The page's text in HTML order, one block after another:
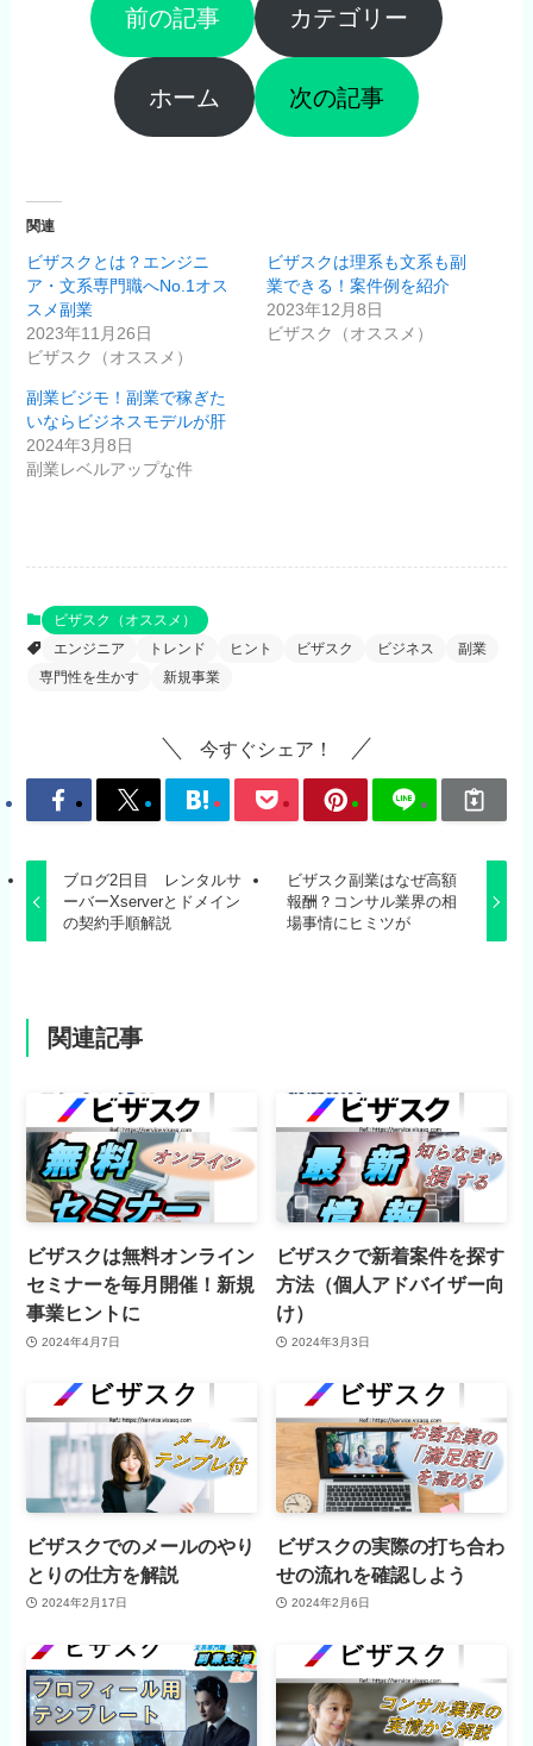
前の記事 カテゴリー
ホーム 次の記事
関連
ビザスクとは？エンジニ
ア・文系専門職へNo.1オス
スメ副業
2023年11月26日
ビザスク（オススメ）
ビザスクは理系も文系も副
業できる！案件例を紹介
2023年12月8日
ビザスク（オススメ）
副業ビジモ！副業で稼ぎた
いならビジネスモデルが肝
2024年3月8日
副業レベルアップな件
ビザスク（オススメ）
エンジニア
トレンド ヒント ビザスク ビジネス
副業
専門性を生かす
新規事業
今すぐシェア！
ブログ2日目 レンタルサ
ーバーXserverとドメイン
の契約手順解説
ビザスク副業はなぜ高額
報酬？コンサル業界の相
場事情にヒミツが
関連記事
ビザスクは無料オンライン
セミナーを毎月開催！新規
事業ヒントに
2024年4月7日
ビザスクで新着案件を探す
方法（個人アドバイザー向
け）
2024年3月3日
ビザスクでのメールのやり
とりの仕方を解説
2024年2月17日
ビザスクの実際の打ち合わ
せの流れを確認しよう
2024年2月6日